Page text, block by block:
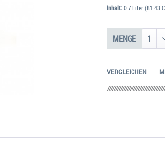
Inhalt:0.7 Liter (81.43
MENGE
VERGLEICHEN